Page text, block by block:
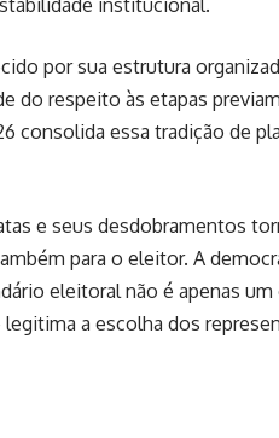
por sua estrutura
do respeito às etapas
consolida essa tradição de
e seus desdobramentos
para o eleitor. A
eleitoral não é apenas
a escolha dos